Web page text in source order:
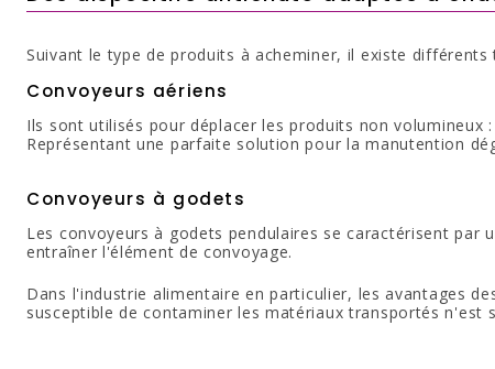
Suivant le type de produits à acheminer, il existe
Convoyeurs aériens
Ils sont utilisés pour déplacer les produits non
Représentant une parfaite solution pour la manutention
Convoyeurs à godets
Les convoyeurs à godets pendulaires se caractérisent
entraîner l'élément de convoyage.
Dans l'industrie alimentaire en particulier, les avantages
susceptible de contaminer les matériaux transportés n'est